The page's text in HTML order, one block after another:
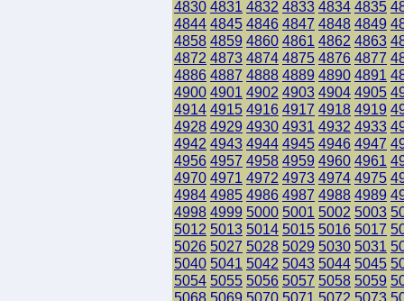
4830 4831 4832 4833 4834 4835
4844 4845 4846 4847 4848 4849
4858 4859 4860 4861 4862 4863
4872 4873 4874 4875 4876 4877
4886 4887 4888 4889 4890 4891
4900 4901 4902 4903 4904 4905
4914 4915 4916 4917 4918 4919
4928 4929 4930 4931 4932 4933
4942 4943 4944 4945 4946 4947
4956 4957 4958 4959 4960 4961
4970 4971 4972 4973 4974 4975
4984 4985 4986 4987 4988 4989
4998 4999 5000 5001 5002 5003
5012 5013 5014 5015 5016 5017
5026 5027 5028 5029 5030 5031
5040 5041 5042 5043 5044 5045
5054 5055 5056 5057 5058 5059
5068 5069 5070 5071 5072 5073